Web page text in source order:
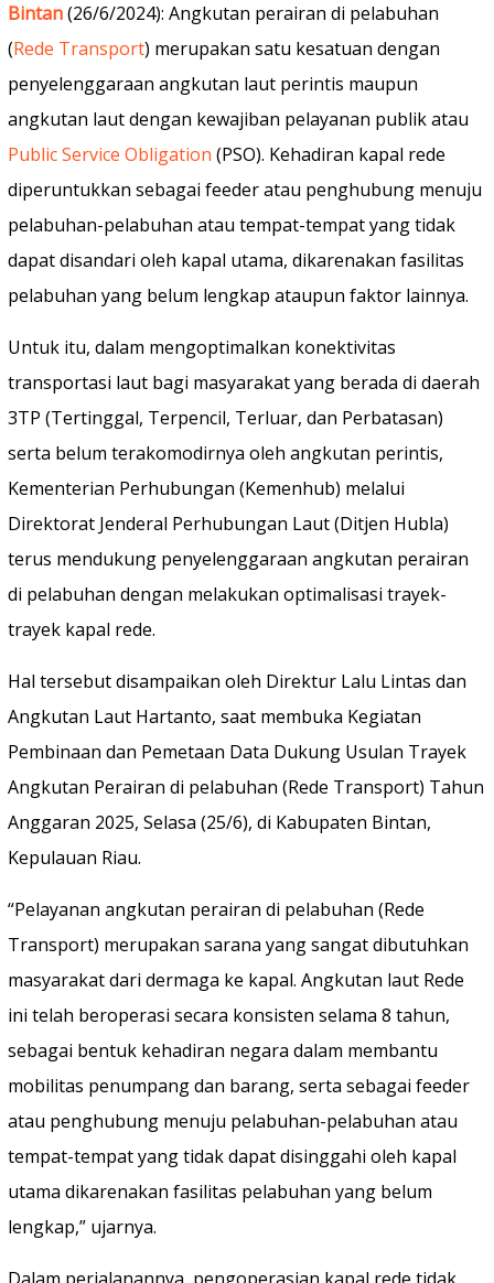
Bintan(26/6/2024): Angkutan perairan di pelabuhan
(Rede Transport) merupakan satu kesatuan dengan
penyelenggaraan angkutan laut perintis maupun
angkutan laut dengan kewajiban pelayanan publik atau
Public Service Obligation (PSO). Kehadiran kapal rede
diperuntukkan sebagai feeder atau penghubung menuju
pelabuhan-pelabuhan atau tempat-tempat yang tidak
dapat disandari oleh kapal utama, dikarenakan fasilitas
pelabuhan yang belum lengkap ataupun faktor lainnya.
Untuk itu, dalam mengoptimalkan konektivitas
transportasi laut bagi masyarakat yang berada di daerah
3TP (Tertinggal, Terpencil, Terluar, dan Perbatasan)
serta belum terakomodirnya oleh angkutan perintis,
Kementerian Perhubungan (Kemenhub) melalui
Direktorat Jenderal Perhubungan Laut (Ditjen Hubla)
terus mendukung penyelenggaraan angkutan perairan
di pelabuhan dengan melakukan optimalisasi trayek-
trayek kapal rede.
Hal tersebut disampaikan oleh Direktur Lalu Lintas dan
Angkutan Laut Hartanto, saat membuka Kegiatan
Pembinaan dan Pemetaan Data Dukung Usulan Trayek
Angkutan Perairan di pelabuhan (Rede Transport) Tahun
Anggaran 2025, Selasa (25/6), di Kabupaten Bintan,
Kepulauan Riau.
“Pelayanan angkutan perairan di pelabuhan (Rede
Transport) merupakan sarana yang sangat dibutuhkan
masyarakat dari dermaga ke kapal. Angkutan laut Rede
ini telah beroperasi secara konsisten selama 8 tahun,
sebagai bentuk kehadiran negara dalam membantu
mobilitas penumpang dan barang, serta sebagai feeder
atau penghubung menuju pelabuhan-pelabuhan atau
tempat-tempat yang tidak dapat disinggahi oleh kapal
utama dikarenakan fasilitas pelabuhan yang belum
lengkap,” ujarnya.